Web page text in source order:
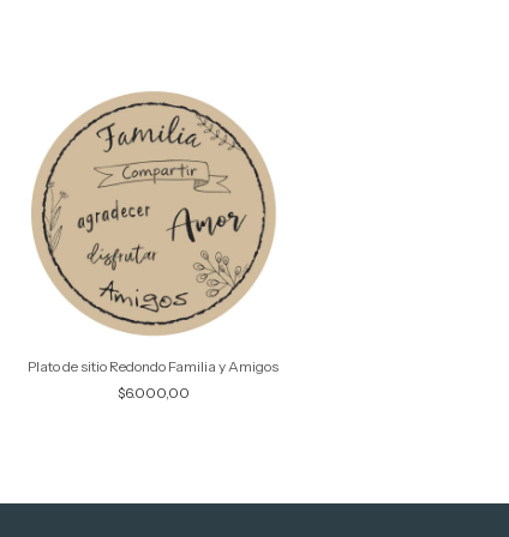
Plato de sitio Redondo Familia y Amigos
$6.000,00